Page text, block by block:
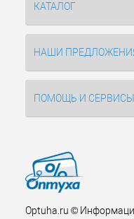
КАТАЛОГ
НАШИ
ПОМОЩЬ И СЕРВИСЫ
Optuha.ru ©